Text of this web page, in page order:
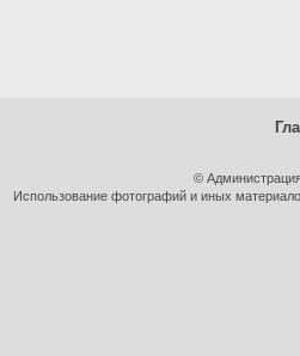
©
Использование фотографий и иных